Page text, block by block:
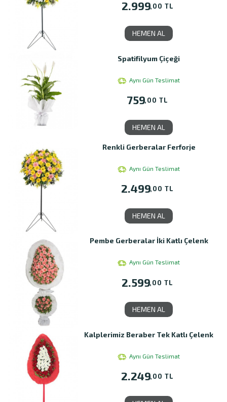
2.999,00 TL
HEMEN AL
Spatifilyum Çiçeği
Aynı Gün Teslimat
759,00 TL
HEMEN AL
Renkli Gerberalar Ferforje
Aynı Gün Teslimat
2.499,00 TL
HEMEN AL
Pembe Gerberalar İki Katlı Çelenk
Aynı Gün Teslimat
2.599,00 TL
HEMEN AL
Kalplerimiz Beraber Tek Katlı Çelenk
Aynı Gün Teslimat
2.249,00 TL